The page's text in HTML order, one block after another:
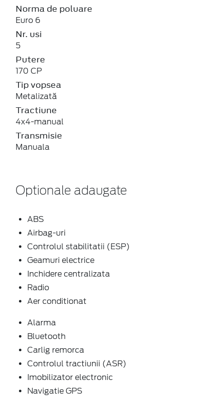
Norma de poluare
Euro 6
Nr. usi
5
Putere
170 CP
Tip vopsea
Metalizată
Tractiune
4x4-manual
Transmisie
Manuala
Optionale adaugate
ABS
Airbag-uri
Controlul stabilitatii (ESP)
Geamuri electrice
Inchidere centralizata
Radio
Aer conditionat
Alarma
Bluetooth
Carlig remorca
Controlul tractiunii (ASR)
Imobilizator electronic
Navigatie GPS